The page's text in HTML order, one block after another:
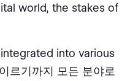
world, the stakes of
into various
르기까지 모든 분야로